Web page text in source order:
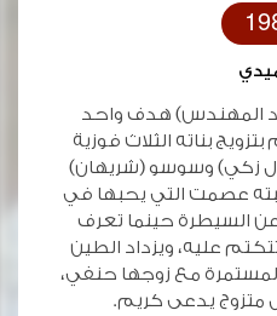
المهندس) هدف واحد
بناته الثلاث فوزية
زكي) وسوسو (شريهان)
عصمت التي يحبها في
عن السيطرة حينما تعرف
عليه، ويزداد الطين
مع زوجها حنفي،
متزوج يدعى كريم.